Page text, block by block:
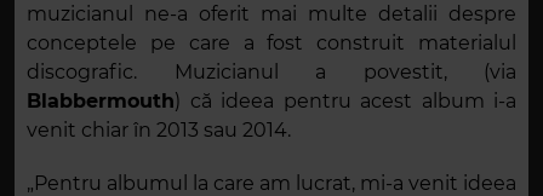
muzicianul ne-a oferit mai multe detalii despre
conceptele pe care a fost construit materialul
discografic. Muzicianul a povestit, (via
Blabbermouth) că ideea pentru acest album i-a
venit chiar în 2013 sau 2014.
„Pentru albumul la care am lucrat, mi-a venit ideea